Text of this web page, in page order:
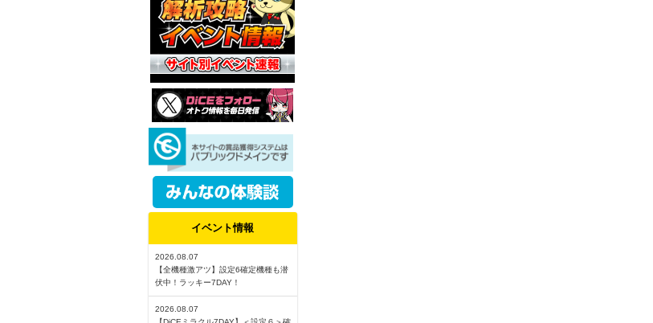
イベント情報
2026.08.07
【全機種激アツ】設定6確定機種も潜
伏中！ラッキー7DAY！
2026.08.07